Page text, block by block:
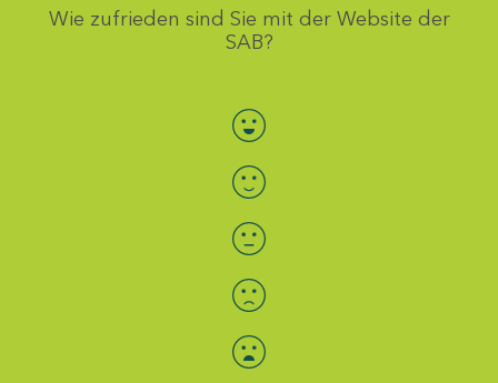
Wie zufrieden sind Sie mit der Website der
SAB?
Bewertung auswählen